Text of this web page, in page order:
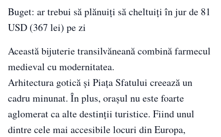
Buget: ar trebui să plănuiți să cheltuiți în jur de 81
USD (367 lei) pe zi
Această bijuterie transilvăneană combină farmecul
medieval cu modernitatea.
Arhitectura gotică și Piața Sfatului creează un
cadru minunat. În plus, orașul nu este foarte
aglomerat ca alte destinții turistice. Fiind unul
dintre cele mai accesibile locuri din Europa,